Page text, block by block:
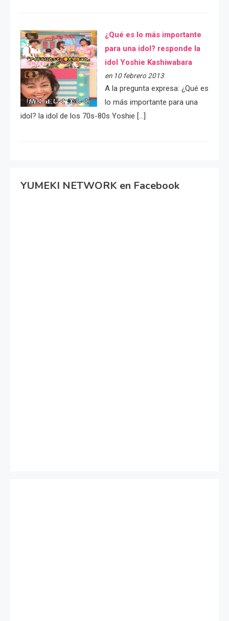
¿Qué es lo más importante
para una idol? responde la
idol Yoshie Kashiwabara
en 10 febrero 2013
A la pregunta expresa: ¿Qué es
lo más importante para una
idol? la idol de los 70s-80s Yoshie […]
YUMEKI NETWORK en Facebook